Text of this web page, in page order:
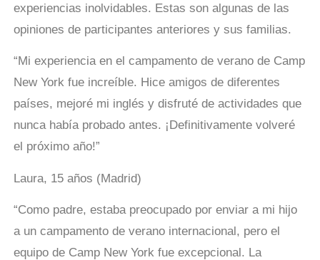
experiencias inolvidables. Estas son algunas de las
opiniones de participantes anteriores y sus familias.
“Mi experiencia en el campamento de verano de Camp
New York fue increíble. Hice amigos de diferentes
países, mejoré mi inglés y disfruté de actividades que
nunca había probado antes. ¡Definitivamente volveré
el próximo año!”
Laura, 15 años (Madrid)
“Como padre, estaba preocupado por enviar a mi hijo
a un campamento de verano internacional, pero el
equipo de Camp New York fue excepcional. La